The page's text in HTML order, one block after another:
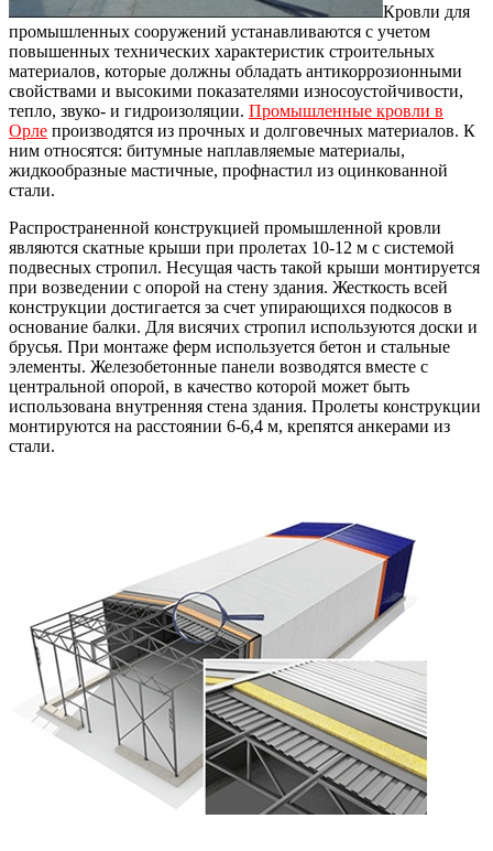
Кровли для
промышленных сооружений устанавливаются с учетом
повышенных технических характеристик строительных
материалов, которые должны обладать антикоррозионными
свойствами и высокими показателями износоустойчивости,
тепло, звуко- и гидроизоляции. Промышленные кровли в
Орле производятся из прочных и долговечных материалов. К
ним относятся: битумные наплавляемые материалы,
жидкообразные мастичные, профнастил из оцинкованной
стали.
Распространенной конструкцией промышленной кровли
являются скатные крыши при пролетах 10-12 м с системой
подвесных стропил. Несущая часть такой крыши монтируется
при возведении с опорой на стену здания. Жесткость всей
конструкции достигается за счет упирающихся подкосов в
основание балки. Для висячих стропил используются доски и
брусья. При монтаже ферм используется бетон и стальные
элементы. Железобетонные панели возводятся вместе с
центральной опорой, в качество которой может быть
использована внутренняя стена здания. Пролеты конструкции
монтируются на расстоянии 6-6,4 м, крепятся анкерами из
стали.